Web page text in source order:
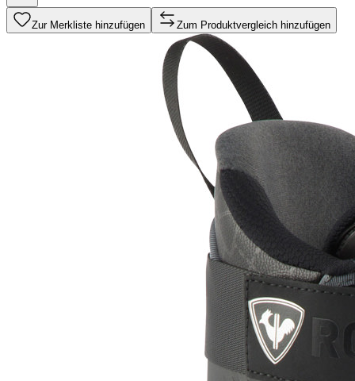
Zur Merkliste hinzufügen Zum Produktvergleich hinzufügen